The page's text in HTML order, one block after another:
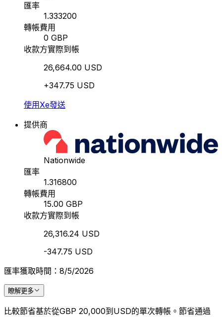
匯率
1.333200
轉帳費用
0 GBP
收款方實際到帳
26,664.00 USD
+347.75 USD
使用Xe發送
提供商
Nationwide
匯率
1.316800
轉帳費用
15.00 GBP
收款方實際到帳
26,316.24 USD
-347.75 USD
匯率獲取時間：8/5/2026
瞭解更多
比較節省基於從GBP 20,000到USD的單次轉帳。節省通過